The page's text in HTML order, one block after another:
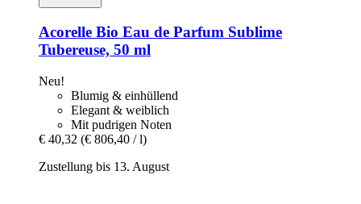
Acorelle Bio Eau de Parfum Sublime
Tubereuse, 50 ml
Neu!
Blumig & einhüllend
Elegant & weiblich
Mit pudrigen Noten
€ 40,32 (€ 806,40 / l)
Zustellung bis 13. August